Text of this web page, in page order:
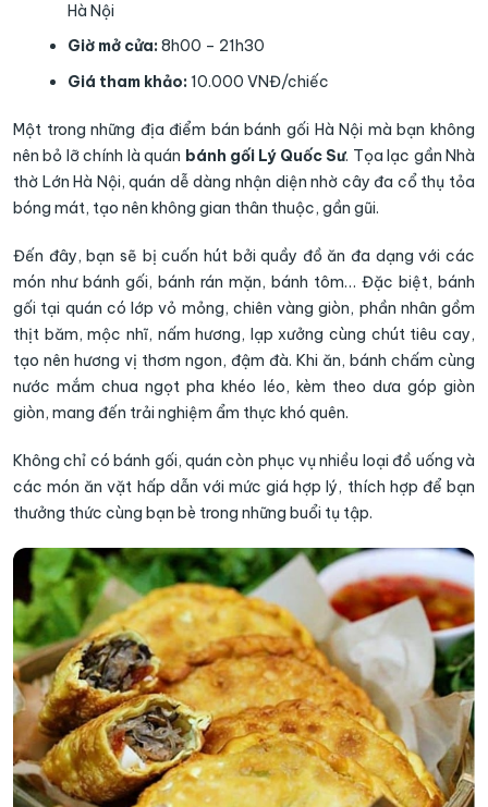
Hà Nội
Giờ mở cửa: 8h00 – 21h30
Giá tham khảo: 10.000 VNĐ/chiếc
Một trong những địa điểm bán bánh gối Hà Nội mà bạn không
nên bỏ lỡ chính là quán bánh gối Lý Quốc Sư. Tọa lạc gần Nhà
thờ Lớn Hà Nội, quán dễ dàng nhận diện nhờ cây đa cổ thụ tỏa
bóng mát, tạo nên không gian thân thuộc, gần gũi.
Đến đây, bạn sẽ bị cuốn hút bởi quầy đồ ăn đa dạng với các
món như bánh gối, bánh rán mặn, bánh tôm… Đặc biệt, bánh
gối tại quán có lớp vỏ mỏng, chiên vàng giòn, phần nhân gồm
thịt băm, mộc nhĩ, nấm hương, lạp xưởng cùng chút tiêu cay,
tạo nên hương vị thơm ngon, đậm đà. Khi ăn, bánh chấm cùng
nước mắm chua ngọt pha khéo léo, kèm theo dưa góp giòn
giòn, mang đến trải nghiệm ẩm thực khó quên.
Không chỉ có bánh gối, quán còn phục vụ nhiều loại đồ uống và
các món ăn vặt hấp dẫn với mức giá hợp lý, thích hợp để bạn
thưởng thức cùng bạn bè trong những buổi tụ tập.